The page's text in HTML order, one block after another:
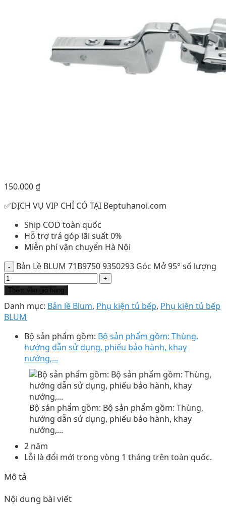
150.000 ₫
✅DỊCH VỤ VIP CHỈ CÓ TẠI Beptuhanoi.com
Ship COD toàn quốc
Hỗ trợ trả góp lãi suất 0%
Miễn phí vận chuyển Hà Nội
Bản Lề BLUM 71B9750 9350293 Góc Mở 95° số lượng
Thêm vào giỏ hàng
Danh mục: Bản lề Blum, Phụ kiện tủ bếp, Phụ kiện tủ bếp
BLUM
Bộ sản phẩm gồm: Bộ sản phẩm gồm: Thùng,
hướng dẫn sử dụng, phiếu bảo hành, khay
nướng,...
Bộ sản phẩm gồm: Bộ sản phẩm gồm: Thùng,
hướng dẫn sử dụng, phiếu bảo hành, khay
nướng,...
2 năm
Lỗi là đổi mới trong vòng 1 tháng trên toàn quốc.
Mô tả
Nội dung bài viết